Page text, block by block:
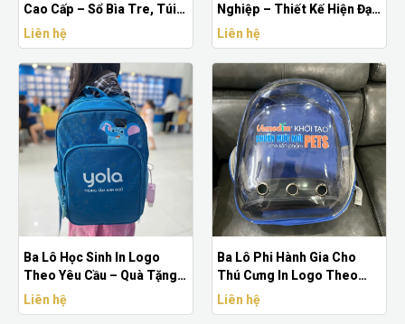
Cao Cấp – Sổ Bìa Tre, Túi
Vải và Bút In Logo
Liên hệ
Nghiệp – Thiết Kế Hiện Đại,
In Logo Thương Hiệu
Liên hệ
Ba Lô Học Sinh In Logo
Theo Yêu Cầu – Quà Tặng
Doanh Nghiệp & Trường
Học
Liên hệ
Ba Lô Phi Hành Gia Cho
Thú Cưng In Logo Theo
Yêu Cầu – Quà Tặng Doanh
Nghiệp Độc Đáo
Liên hệ